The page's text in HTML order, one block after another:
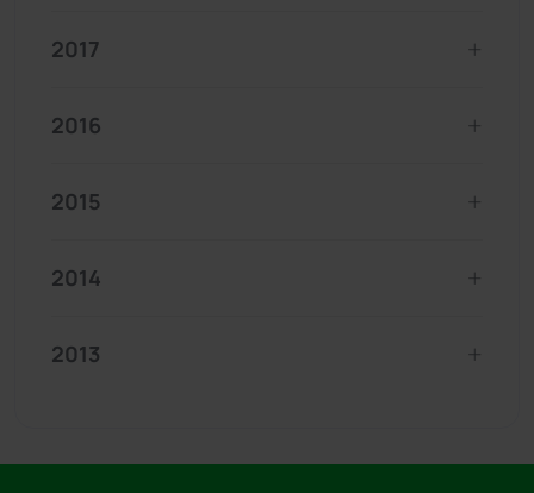
2017
2016
2015
2014
2013